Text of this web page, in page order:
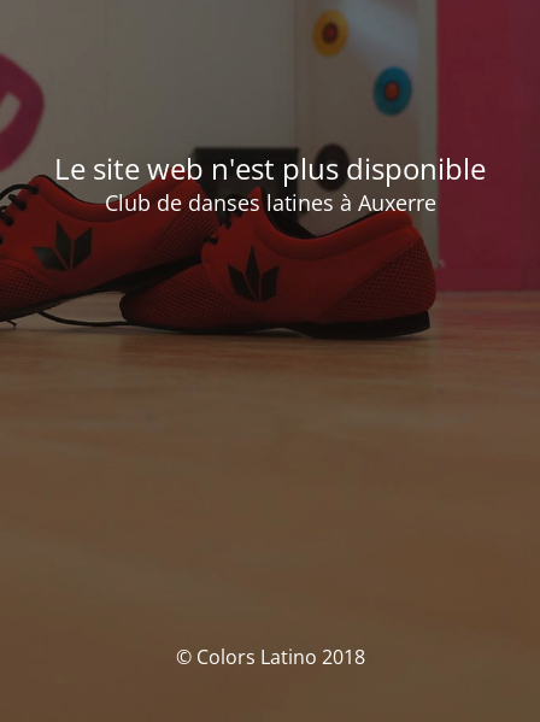
Le site web n'est plus disponible
Club de danses latines à Auxerre
© Colors Latino 2018